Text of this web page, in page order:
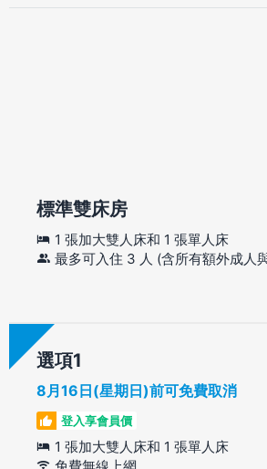
標準雙床房
1 張加大雙人床和 1 張單人床
最多可入住 3 人 (含所有額外成人
選項
8月16日(星期日)前可免費取消
登入享會員價
1 張加大雙人床和 1 張單人床
免費無線上網